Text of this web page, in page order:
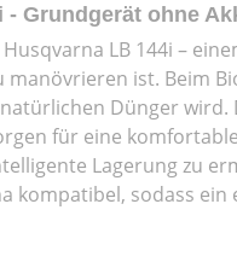
Grundgerät ohne
LB 144i –
ist. Beim
Dünger
für eine
Lagerung zu
kompatibel, sodass